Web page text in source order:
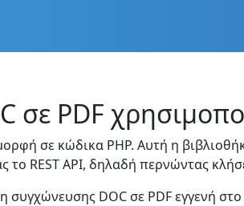
σε PDF
σε κώδικα PHP. Αυτή η
το REST API, δηλαδή περνώντας
συγχώνευσης DOC σε PDF εγγενή